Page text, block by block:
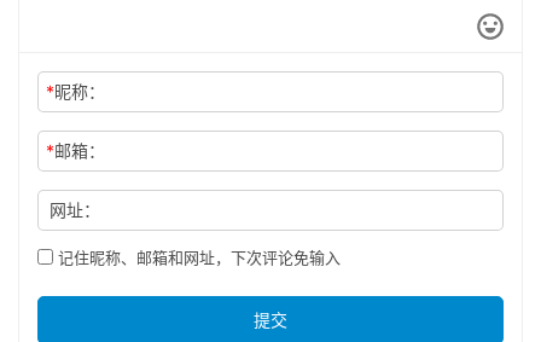
*昵称：
*邮箱：
网址：
记住昵称、邮箱和网址，下次评论免输入
提交